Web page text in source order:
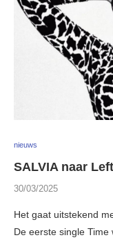
nieuws
SALVIA naar
30/03/2025
Het gaat uitstekend
De eerste single